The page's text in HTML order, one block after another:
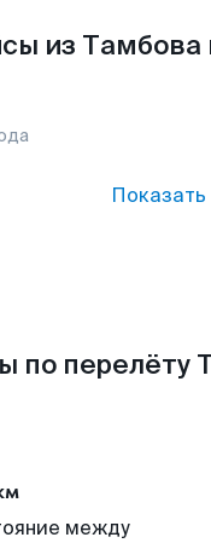
из
по перелёту
между